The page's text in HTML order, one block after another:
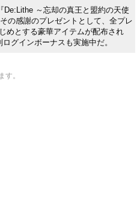
De:Lithe ～忘却の真王と盟約の天使
の感謝のプレゼントとして、全プレ
めとする豪華アイテムが配布され
グインボーナスも実施中だ。
す。